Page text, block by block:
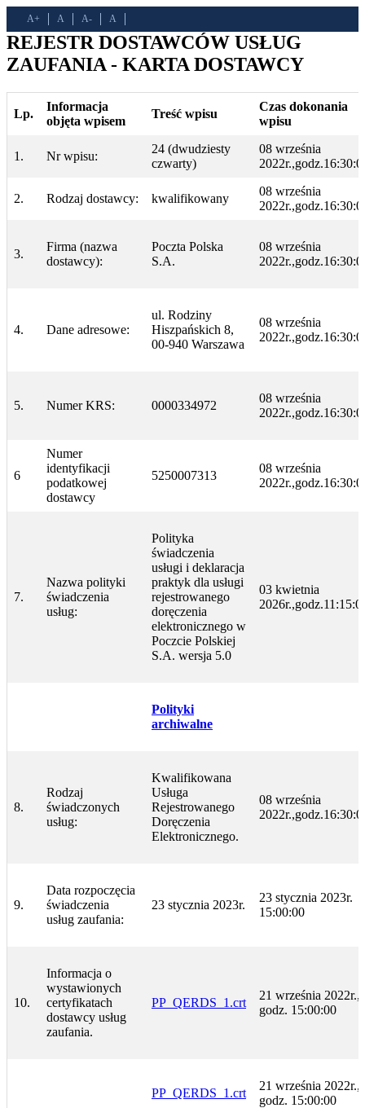
A+ A A- A
REJESTR DOSTAWCÓW USŁUG
ZAUFANIA - KARTA DOSTAWCY
Lp.
Informacja
objęta wpisem
Treść wpisu
Czas dokonania
wpisu
1. Nr wpisu:
24 (dwudziesty
czwarty)
08 września
2. Rodzaj dostawcy: kwalifikowany
08 września
3.
Firma (nazwa
dostawcy):
Poczta Polska
S.A.
08 września
4. Dane adresowe:
ul. Rodziny
Hiszpańskich 8,
00-940 Warszawa
08 września
5. Numer KRS: 0000334972
08 września
6
Numer
identyfikacji
podatkowej
dostawcy
5250007313
08 września
7.
Nazwa polityki
świadczenia
usług:
Polityka
świadczenia
usługi i deklaracja
praktyk dla usługi
rejestrowanego
doręczenia
elektronicznego w
Poczcie Polskiej
S.A. wersja 5.0
03 kwietnia
Polityki
archiwalne
8.
Rodzaj
świadczonych
usług:
Kwalifikowana
Usługa
Rejestrowanego
Doręczenia
Elektronicznego.
08 września
9.
Data rozpoczęcia
świadczenia
usług zaufania:
23 stycznia 2023r.
23 stycznia 2023r.
15:00:00
10.
Informacja o
wystawionych
certyfikatach
dostawcy usług
zaufania.
PP_QERDS_1.crt
21 września 2022r.,
godz. 15:00:00
PP_QERDS_1.crt
21 września 2022r.,
godz. 15:00:00